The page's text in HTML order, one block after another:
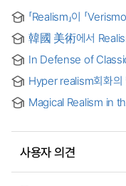
「Realism」이 「
Puccini 의 Opera 「La
韓國 美術에서
In Defense of
International
Korea's Foreign
Hyper realism회화의
Realism : Certering
Magical Realism in
사용자 의견